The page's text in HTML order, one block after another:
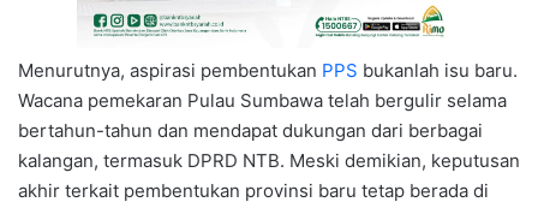
Menurutnya, aspirasi pembentukan PPS bukanlah isu baru.
Wacana pemekaran Pulau Sumbawa telah bergulir selama
bertahun-tahun dan mendapat dukungan dari berbagai
kalangan, termasuk DPRD NTB. Meski demikian, keputusan
akhir terkait pembentukan provinsi baru tetap berada di